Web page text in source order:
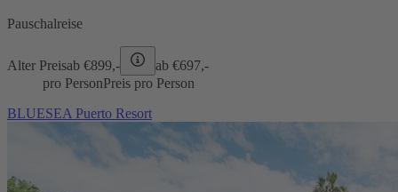
Pauschalreise
Alter Preisab €899,- ab €697,-
pro PersonPreis pro Person
BLUESEA Puerto Resort